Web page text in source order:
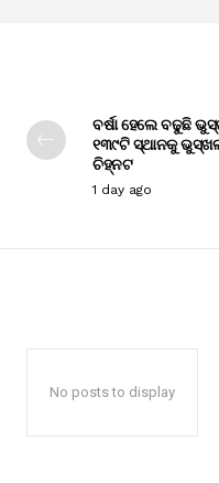
ବର୍ଷା ହେଲେ ବଢୁଛି
୧୩୯ଟି ସ୍ଥାନକୁ
ଚିହ୍ନଟ
1 day ago
No posts to display